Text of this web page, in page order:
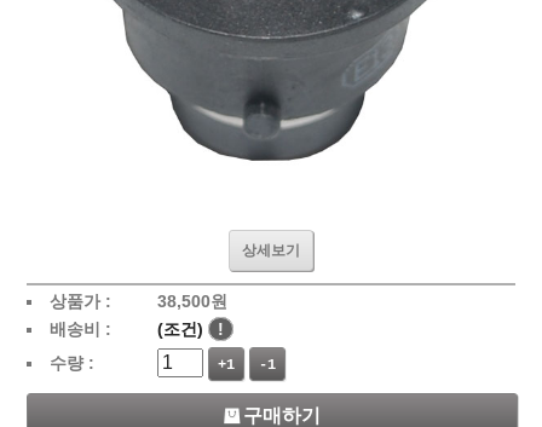
상세보기
상품가 : 38,500원
배송비 :
(조건)
!
수량 :
+1 -1
구매하기